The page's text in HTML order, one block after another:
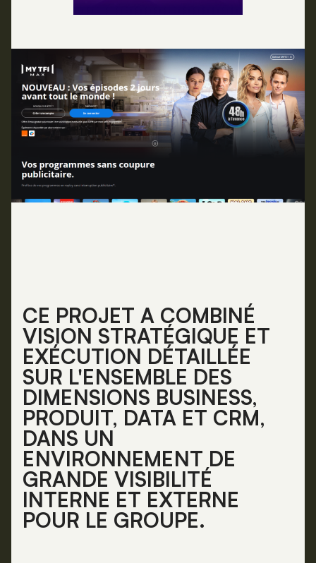
CE PROJET A COMBINÉ
VISION STRATÉGIQUE ET
EXÉCUTION DÉTAILLÉE
SUR L'ENSEMBLE DES
DIMENSIONS BUSINESS,
PRODUIT, DATA ET CRM,
DANS UN
ENVIRONNEMENT DE
GRANDE VISIBILITÉ
INTERNE ET EXTERNE
POUR LE GROUPE.